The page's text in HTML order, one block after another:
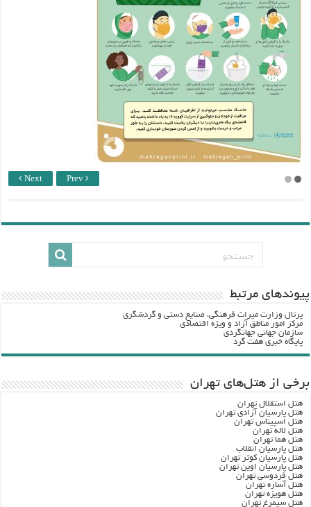
Next Prev
پيوندهاي مرتبط
پرتال وزارت ميراث فرهنگي، صنایع دستی و گردشگري
مرکز امور مناطق آزاد و ویژه اقتصادی
سازمان جهانی جهانگردی
پایگاه خبری هفت گرد
برخی از هتل‌های تهران
هتل استقلال تهران
هتل پارسیان آزادی تهران
هتل اسپیناس تهران
هتل لاله تهران
هتل هما تهران
هتل پارسیان انقلاب
هتل پارسیان کوثر تهران
هتل پارسیان اوین تهران
هتل فردوسی تهران
هتل آساره تهران
هتل هویزه تهران
هتل سیمرغ تهران